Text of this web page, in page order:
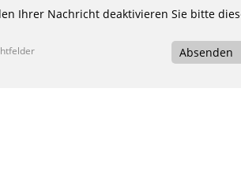
Ihrer Nachricht deaktivieren Sie bitte
Absenden